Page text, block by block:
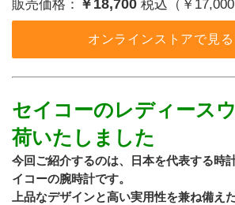
販売価格： ￥18,700 税込（￥17,000
オンラインストアで見る
セイコーのレディース
荷いたしました
今回ご紹介するのは、日本を代表する時
イコーの腕時計です。
上品なデザインと高い実用性を兼ね備え